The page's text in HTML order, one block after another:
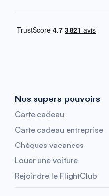
Nos supers pouvoirs
Carte cadeau
Carte cadeau entreprise
Chèques vacances
Louer une voiture
Rejoindre le FlightClub